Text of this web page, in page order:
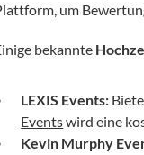
um
bekannte
LEXIS Events:
Events wird eine
Kevin Murphy